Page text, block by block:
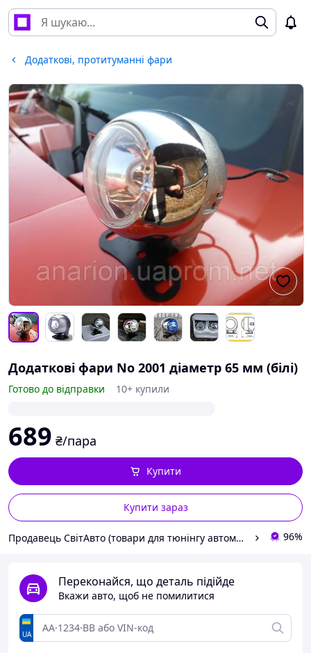
Додаткові, протитуманні фари
Додаткові фари No 2001 діаметр 65 мм (білі)
Готово до відправки 10+ купили
689 ₴/пара
Купити зараз
Купити
Продавець СвітАвто (товари для тюнінгу автомобілів ВАЗ) 96%
Переконайся, що деталь підійде
Вкажи авто, щоб не помилитися
UA